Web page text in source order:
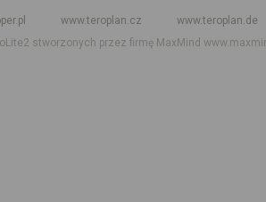
www.teroplan.cz
www.teroplan.de
stworzonych przez firmę MaxMind